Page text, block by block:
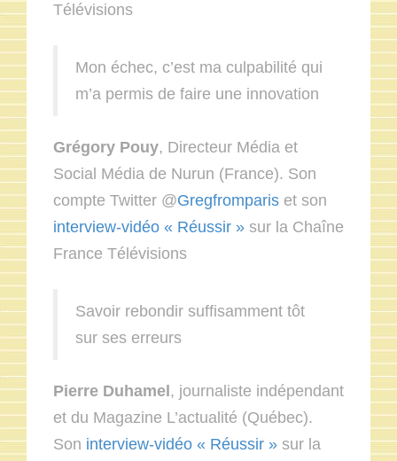
Télévisions
Mon échec, c’est ma culpabilité qui
m’a permis de faire une innovation
Grégory Pouy, Directeur Média et
Social Média de Nurun (France). Son
compte Twitter @Gregfromparis et son
interview-vidéo « Réussir » sur la Chaîne
France Télévisions
Savoir rebondir suffisamment tôt
sur ses erreurs
Pierre Duhamel , journaliste indépendant
et du Magazine L’actualité (Québec).
Son interview-vidéo « Réussir » sur la